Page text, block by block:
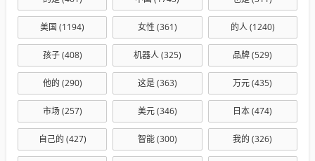
美国 (1194) 女性 (361) 的人(1240)
孩子(408) 机器人(325) 品牌(529)
他的 (290) 这是(363) 万元(435)
市场(257) 美元(346) 日本(474)
自己的 (427) 智能(300) 我的 (326)